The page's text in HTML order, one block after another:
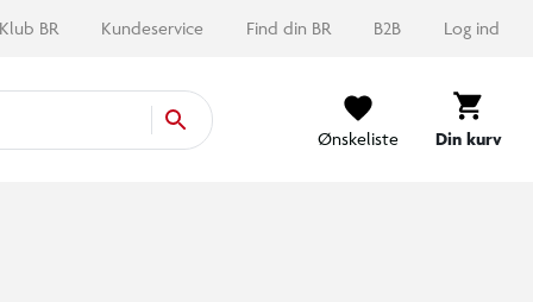
Klub BR Kundeservice Find din BR B2B Log ind
Ønskeliste Din kurv